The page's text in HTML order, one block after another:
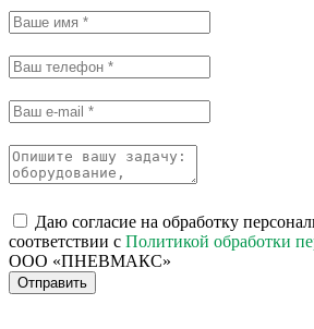
Даю согласие на обработку
соответствии с Политикой обработки
ООО «ПНЕВМАКС»
Отправить